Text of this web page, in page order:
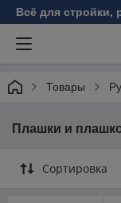
Всё для стройки,
Товары
Плашки и
Сортировка